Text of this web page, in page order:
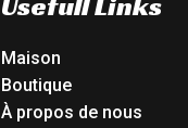
Maison
Boutique
À propos de nous